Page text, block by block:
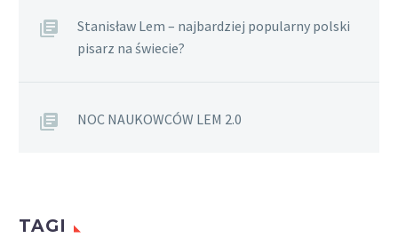
Stanisław Lem – najbardziej popularny polski
pisarz na świecie?
NOC NAUKOWCÓW LEM 2.0
TAGI